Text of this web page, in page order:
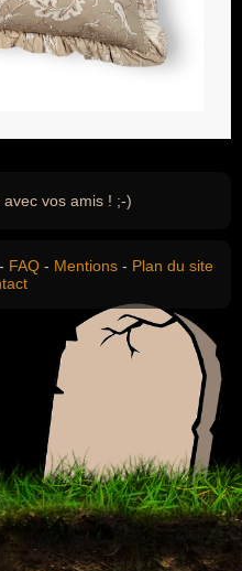
vos amis ! ;-)
FAQ - Mentions - Plan du site